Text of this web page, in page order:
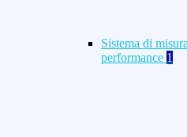
Sistema di
performance 1